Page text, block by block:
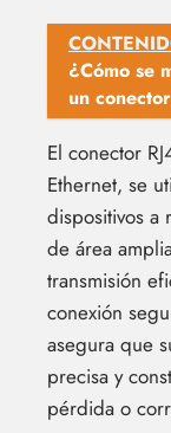
¿Cómo se
un
El conector
Ethernet, se
dispositivos a
de área
transmisión
conexión
asegura que
precisa y
pérdida o